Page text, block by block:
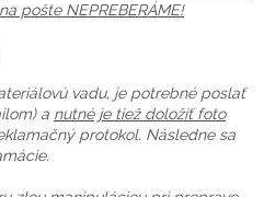
pošte NEPREBERÁME!
vadu, je potrebné poslať
a nutné je tiež doložiť foto
protokol. Následne sa